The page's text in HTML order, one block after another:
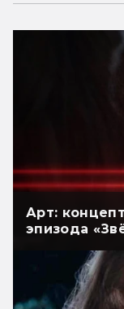
Арт:
эпизода